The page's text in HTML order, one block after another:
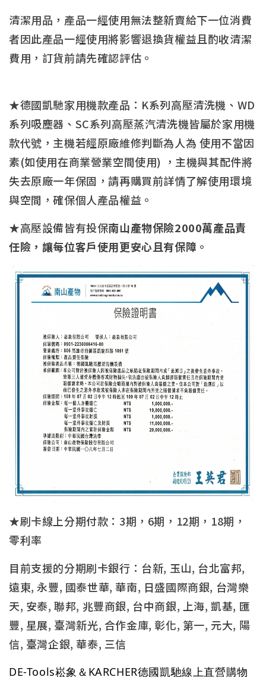
清潔用品，產品一經使用無法整新賣給下一位消費
者因此產品一經使用將影響退換貨權益且酌收清潔
費用，訂貨前請先確認評估。
★德國凱馳家用機款產品：K系列高壓清洗機、WD
系列吸塵器、SC系列高壓蒸汽清洗機皆屬於家用機
款代號，主機若經原廠維修判斷為人為 使用不當因
素(如使用在商業營業空間使用) ，主機與其配件將
失去原廠一年保固，請再購買前詳情了解使用環境
與空間，確保個人產品權益。
★高壓設備皆有投保南山產物保險2000萬產品責
任險，讓每位客戶使用更安心且有保障。
★刷卡線上分期付款：3期，6期，12期，18期，
零利率
目前支援的分期刷卡銀行：台新, 玉山, 台北富邦,
遠東, 永豐, 國泰世華, 華南, 日盛國際商銀, 台灣樂
天, 安泰, 聯邦, 兆豐商銀, 台中商銀, 上海, 凱基, 匯
豐, 星展, 臺灣新光, 合作金庫, 彰化, 第一, 元大, 陽
信, 臺灣企銀, 華泰, 三信
DE-Tools崧象＆KARCHER德國凱馳線上直營購物